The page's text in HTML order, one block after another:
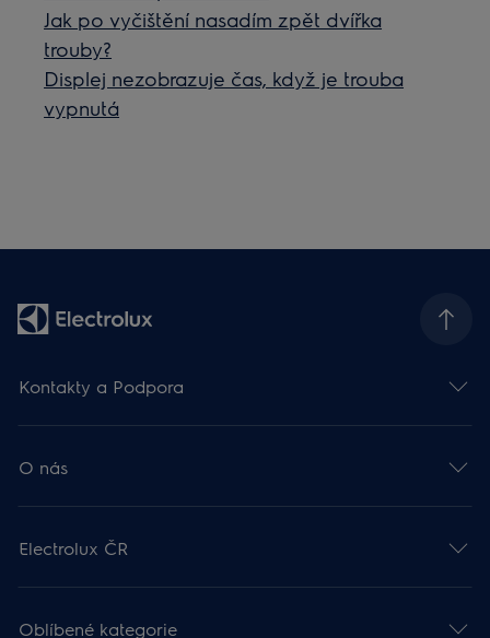
Jak po vyčištění nasadím zpět dvířka
trouby?
Displej nezobrazuje čas, když je trouba
vypnutá
Kontakty a Podpora
O nás
Electrolux ČR
Oblíbené kategorie